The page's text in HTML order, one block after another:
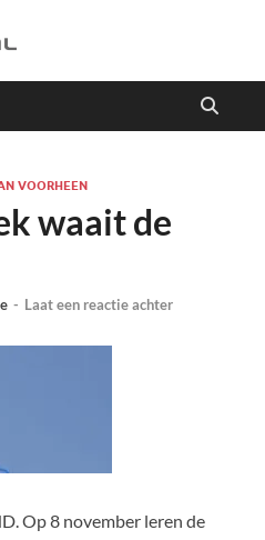
VOORHEEN
waait de
- Laat een reactie achter
Op 8 november leren de